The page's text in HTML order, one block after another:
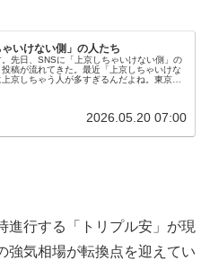
ゃいけない側」の人たち
先日、SNSに「上京しちゃいけない側」の
投稿が流れてきた。最近「上京しちゃいけな
京しちゃう人が多すぎるんだよね。東京へ
2026.05.20 07:00
進行する「トリプル安」が現
強気相場が転換点を迎えてい